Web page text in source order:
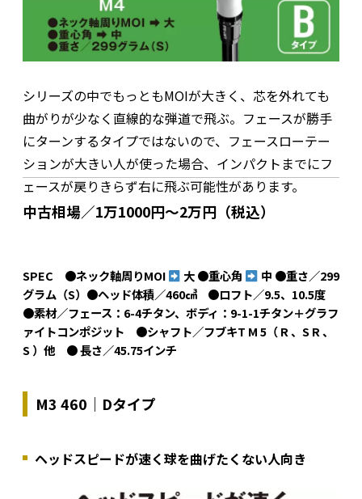
シリーズの中でもっともMOIが大きく、芯を外れても
曲がりが少なく直線的な弾道で飛ぶ。フェースが勝手
にターンするタイプではないので、フェースローテー
ションが大きい人が使った場合、インパクトまでにフ
ェースが戻りきらず右に飛ぶ可能性があります。
中古相場／1万1000円～2万円（税込）
SPEC ●ネック軸周りMOI 大 ●重心角
中 ●重さ／299
グラム（S）●ヘッド体積／460㎤ ●ロフト／9.5、10.5度
●素材／フェース：6-4チタン、ボディ：9-1-1チタン＋グラフ
ァイトコンポジット ●シャフト／フブキT M 5（ R 、S R 、
S ）他 ● 長さ／45.75インチ
M3 460｜Dタイプ
ヘッドスピードが速く球を曲げたくない人向き